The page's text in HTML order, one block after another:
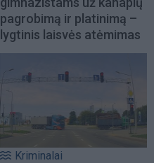
pagrobimą ir platinimą –
lygtinis laisvės atėmimas
Kriminalai